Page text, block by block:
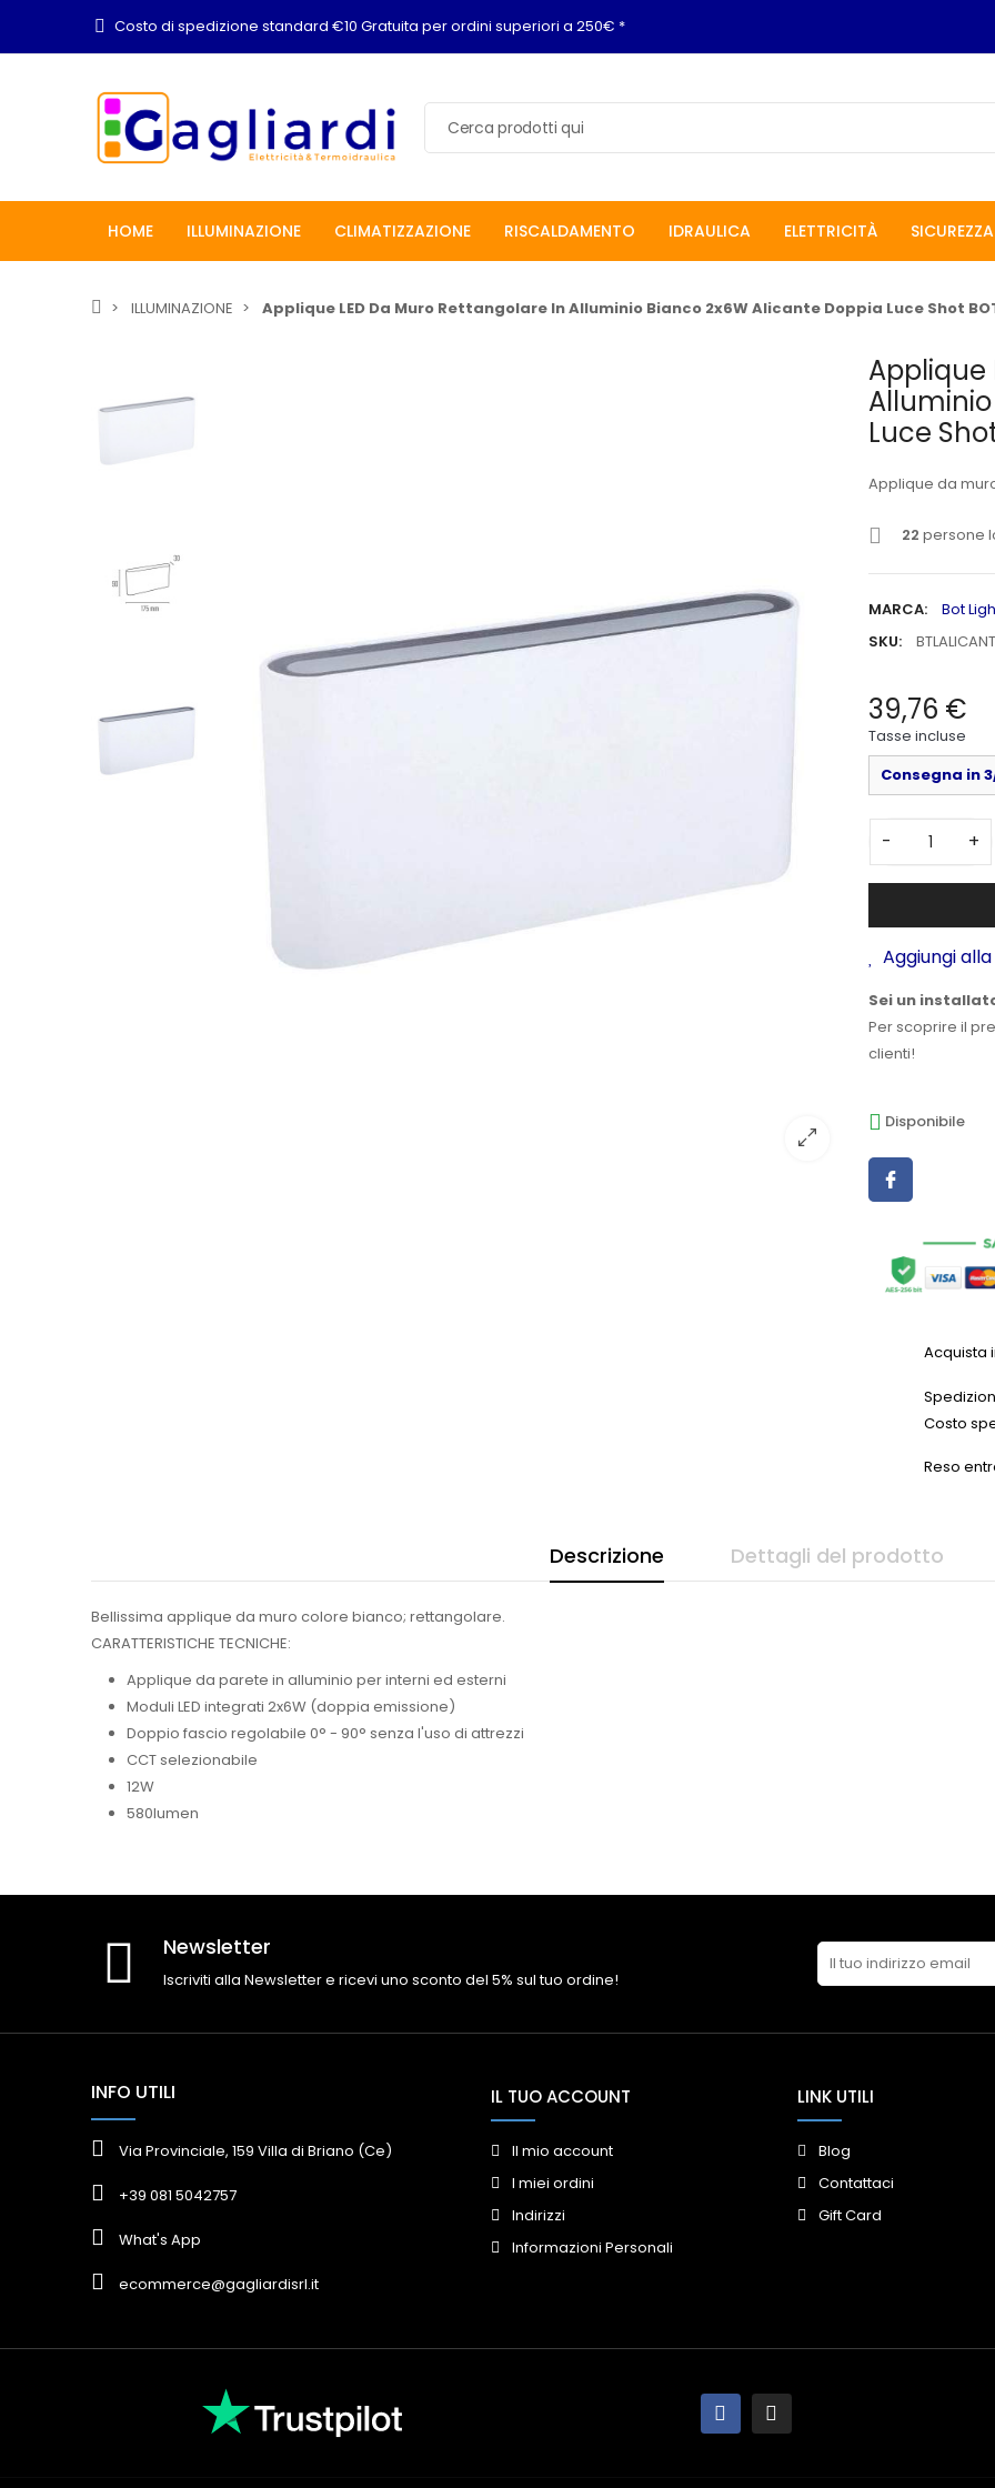
Costo di spedizione standard €10 Gratuita per ordini superiori a 250€ *
HOME ILLUMINAZIONE CLIMATIZZAZIONE RISCALDAMENTO IDRAULICA ELETTRICITÀ SICUREZZA
ILLUMINAZIONE Applique LED Da Muro Rettangolare In Alluminio Bianco 2x6W Alicante Doppia Luce Shot BOT
Applique
Luce
Applique da muro
22 persone
MARCA:
Bot
SKU:
39,76 €
Tasse incluse
Consegna in
- +
Aggiungi
Sei un
Per scoprire il
clienti!
Disponibile
Acquista
Costo
Reso
Descrizione Dettagli del prodotto
Bellissima applique da muro colore bianco; rettangolare.
CARATTERISTICHE TECNICHE:
Applique da parete in alluminio per interni ed esterni
Moduli LED integrati 2x6W (doppia emissione)
Doppio fascio regolabile 0° - 90° senza l'uso di attrezzi
CCT selezionabile
12W
580lumen
Newsletter
Iscriviti alla Newsletter e ricevi uno sconto del 5% sul tuo ordine!
INFO UTILI
Via Provinciale, 159 Villa di Briano (Ce)
+39 081 5042757
What's App
ecommerce@gagliardisrl.it
IL TUO ACCOUNT
Il mio account
I miei ordini
Indirizzi
Informazioni Personali
LINK UTILI
Blog
Contattaci
Gift Card